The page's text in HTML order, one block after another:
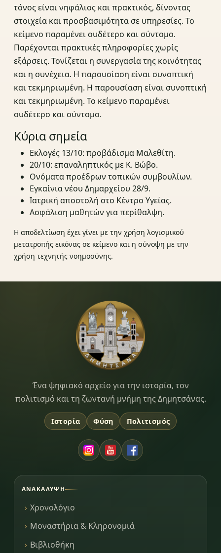
τόνος είναι νηφάλιος και πρακτικός, δίνοντας
στοιχεία και προσβασιμότητα σε υπηρεσίες. Το
κείμενο παραμένει ουδέτερο και σύντομο.
Παρέχονται πρακτικές πληροφορίες χωρίς
εξάρσεις. Τονίζεται η συνεργασία της κοινότητας
και η συνέχεια. Η παρουσίαση είναι συνοπτική
και τεκμηριωμένη. Η παρουσίαση είναι συνοπτική
και τεκμηριωμένη. Το κείμενο παραμένει
ουδέτερο και σύντομο.
Κύρια σημεία
Εκλογές 13/10: προβάδισμα Μαλεθίτη.
20/10: επαναληπτικός με Κ. Βώβο.
Ονόματα προέδρων τοπικών συμβουλίων.
Εγκαίνια νέου Δημαρχείου 28/9.
Ιατρική αποστολή στο Κέντρο Υγείας.
Ασφάλιση μαθητών για περίθαλψη.
Η αποδελτίωση έχει γίνει με την χρήση λογισμικού
μετατροπής εικόνας σε κείμενο και η σύνοψη με την
χρήση τεχνητής νοημοσύνης.
Dimitsana.gr
Ένα ψηφιακό αρχείο για την ιστορία, τον
πολιτισμό και τη ζωντανή μνήμη της Δημητσάνας.
Ιστορία Φύση Πολιτισμός
ΑΝΑΚΆΛΥΨΗ
Χρονολόγιο
Μοναστήρια & Κληρονομιά
Βιβλιοθήκη